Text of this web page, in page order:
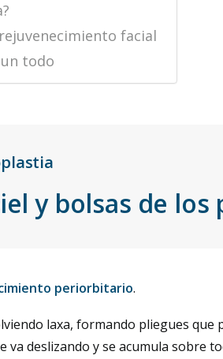
facial
todo
y bolsas de los
periorbitario.
laxa, formando pliegues que
va deslizando y se acumula sobre